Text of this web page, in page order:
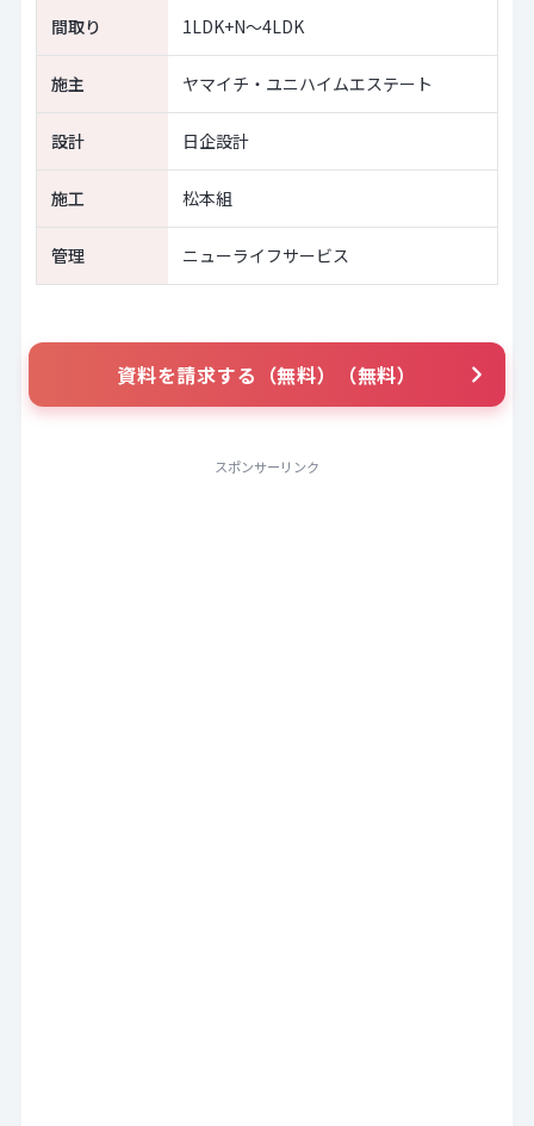
間取り 1LDK+N～4LDK
施主 ヤマイチ・ユニハイムエステート
設計 日企設計
施工 松本組
管理 ニューライフサービス
資料を請求する（無料）（無料）
スポンサーリンク